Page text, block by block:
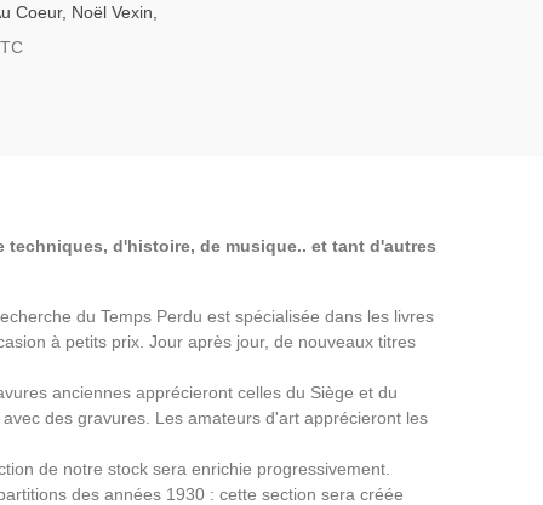
Coeur, Noël Vexin,
Polar, Roman
Chouette,
techniques, d'histoire, de musique.. et tant d'autres
du Temps Perdu est spécialisée dans les livres
à petits prix. Jour après jour, de nouveaux titres
anciennes apprécieront celles du Siège et du
des gravures. Les amateurs d'art apprécieront les
de notre stock sera enrichie progressivement.
des années 1930 : cette section sera créée